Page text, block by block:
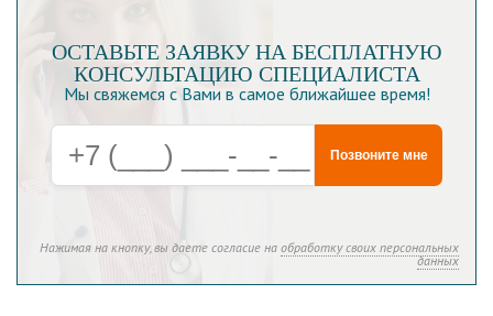
ОСТАВЬТЕ ЗАЯВКУ НА БЕСПЛАТНУЮ
КОНСУЛЬТАЦИЮ СПЕЦИАЛИСТА
Мы свяжемся с Вами в самое ближайшее время!
Позвоните мне
Нажимая на кнопку, вы даете согласие на обработку своих персональных
данных